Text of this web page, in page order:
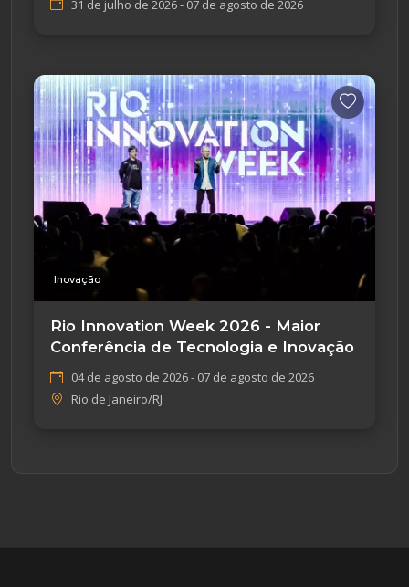
31 de julho de 2026 - 07 de agosto de 2026
Inovação
Rio Innovation Week 2026 - Maior
Conferência de Tecnologia e Inovação
04 de agosto de 2026 - 07 de agosto de 2026
Rio de Janeiro/RJ